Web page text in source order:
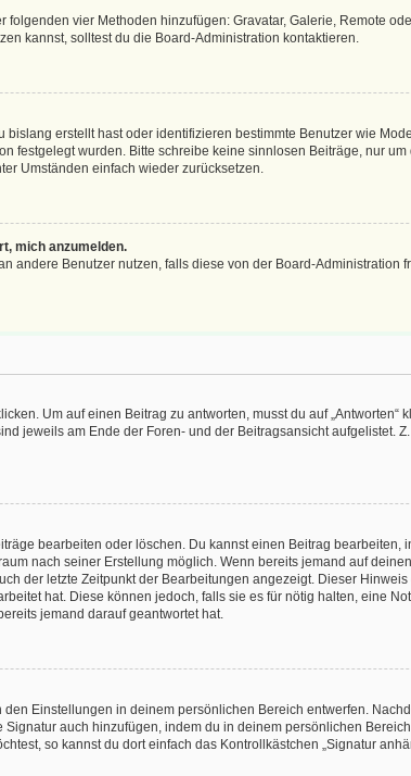
vier Methoden hinzufügen: Gravatar, Galerie, Remote
kannst, solltest du die Board-Administration kontaktieren.
erstellt hast oder identifizieren bestimmte Benutzer wie
festgelegt wurden. Bitte schreibe keine sinnlosen Beiträge, nur
Umständen einfach wieder zurücksetzen.
mich anzumelden.
andere Benutzer nutzen, falls diese von der Board-Administration
Um auf einen Beitrag zu antworten, musst du auf
jeweils am Ende der Foren- und der Beitragsansicht aufgelistet. Z.
bearbeiten oder löschen. Du kannst einen Beitrag bearbeiten,
nach seiner Erstellung möglich. Wenn bereits jemand auf
der letzte Zeitpunkt der Bearbeitungen angezeigt. Dieser
hat. Diese können jedoch, falls sie es für nötig halten, eine
jemand darauf geantwortet hat.
Einstellungen in deinem persönlichen Bereich entwerfen.
auch hinzufügen, indem du in deinem persönlichen
so kannst du dort einfach das Kontrollkästchen „Signatur